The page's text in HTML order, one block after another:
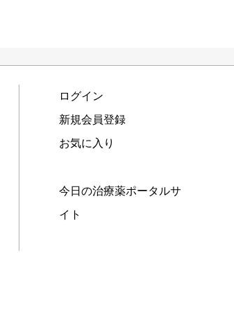
ログイン
新規会員登録
お気に入り
今日の治療薬ポータルサ
イト